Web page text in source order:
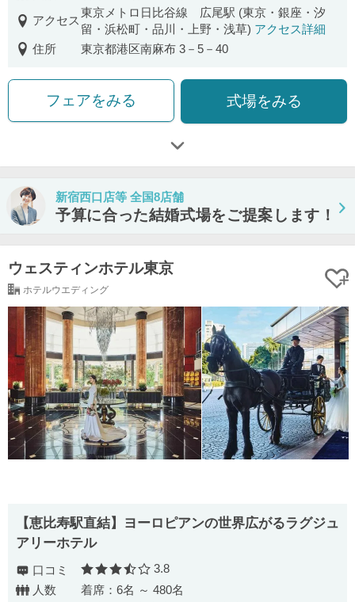
アクセス
東京メトロ日比谷線 広尾駅 (東京・銀座・汐
留・浜松町・品川・上野・浅草) アクセス詳細
住所
東京都港区南麻布 3－5－40
フェアをみる 式場をみる
新宿西口店等 全国8店舗
予算に合った結婚式場をご提案します！
ウェスティンホテル東京
ホテルウエディング
【恵比寿駅直結】ヨーロピアンの世界広がるラグジュ
アリーホテル
口コミ 口コミ評価
3.8
人数
着席：6名 ～ 480名